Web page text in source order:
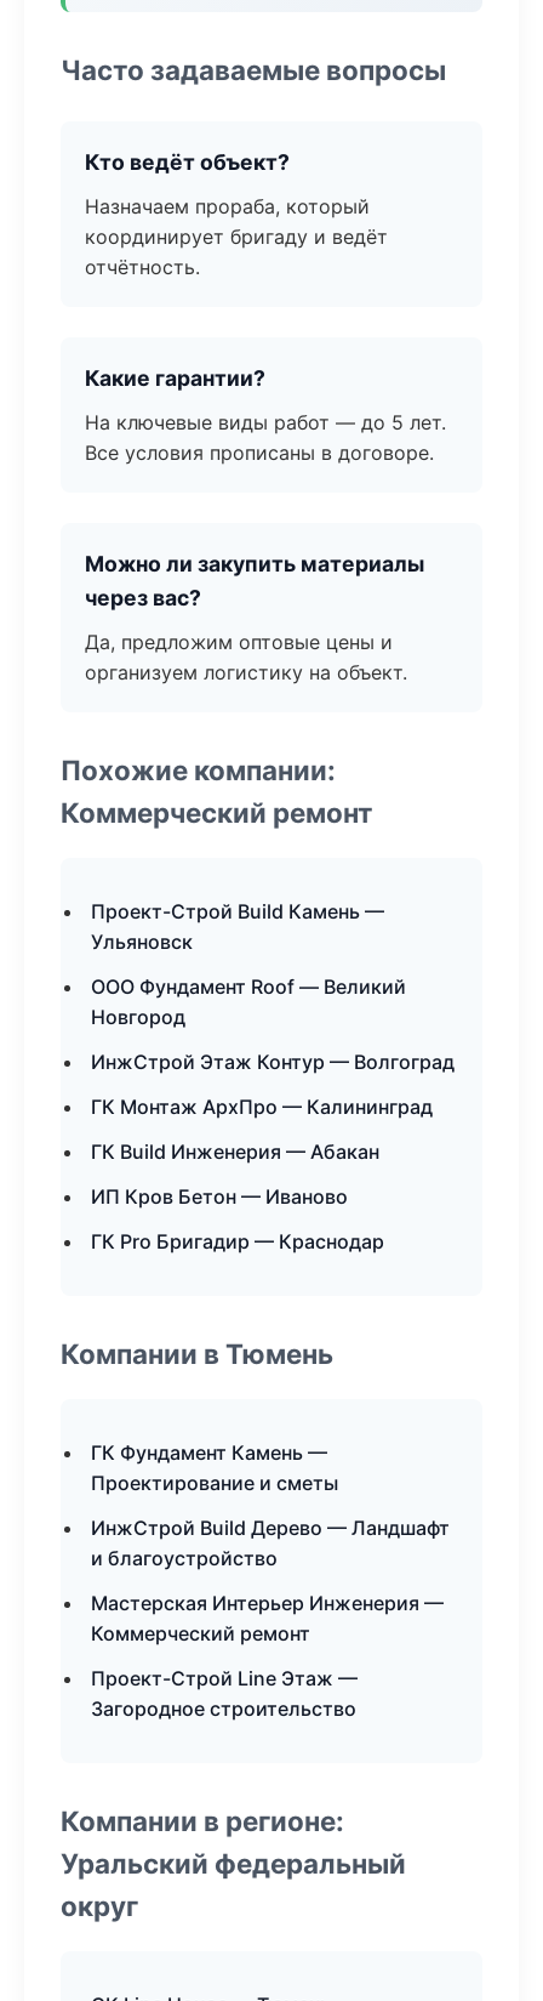
Часто задаваемые вопросы
Кто ведёт объект?
Назначаем прораба, который
координирует бригаду и ведёт
отчётность.
Какие гарантии?
На ключевые виды работ — до 5 лет.
Все условия прописаны в договоре.
Можно ли закупить материалы
через вас?
Да, предложим оптовые цены и
организуем логистику на объект.
Похожие компании:
Коммерческий ремонт
Проект-Строй Build Камень —
Ульяновск
ООО Фундамент Roof — Великий
Новгород
ИнжСтрой Этаж Контур — Волгоград
ГК Монтаж АрхПро — Калининград
ГК Build Инженерия — Абакан
ИП Кров Бетон — Иваново
ГК Pro Бригадир — Краснодар
Компании в Тюмень
ГК Фундамент Камень —
Проектирование и сметы
ИнжСтрой Build Дерево — Ландшафт
и благоустройство
Мастерская Интерьер Инженерия —
Коммерческий ремонт
Проект-Строй Line Этаж —
Загородное строительство
Компании в регионе:
Уральский федеральный
округ